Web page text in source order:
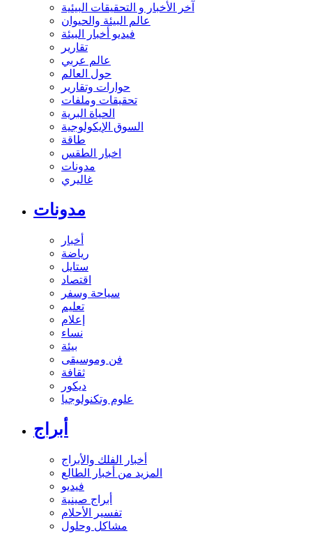
آخر الأخبار و التحقيقات البيئية
عالم البيئة والحيوان
فيديو أخبار البيئة
تقارير
عالم عربي
حول العالم
حوارات وتقارير
تحقيقات وملفات
الحياة البرية
السوق الإيكولوجية
طاقة
اخبار الطقس
مدونات
غاليري
مدونات
أخبار
رياضة
ستايل
اقتصاد
سياحة وسفر
تعليم
إعلام
نساء
بيئة
فن وموسيقى
ثقافة
ديكور
علوم وتكنولوجيا
أبراج
أخبار الفلك والأبراج
المزيد من أخبار الطالع
فيديو
أبراج صينية
تفسير الأحلام
مشاكل وحلول